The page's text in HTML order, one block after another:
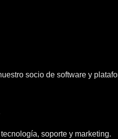
socio de software y
soporte y marketing.